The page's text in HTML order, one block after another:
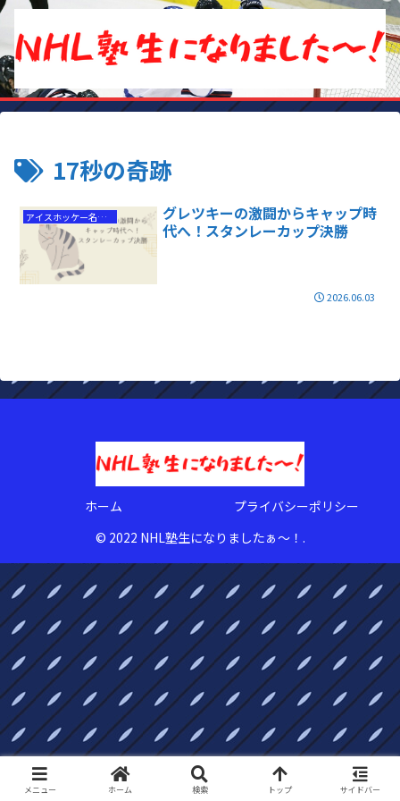
17秒の奇跡
アイスホッケー名選手
グレツキーの激闘からキャップ時
代へ！スタンレーカップ決勝
2026.06.03
ホーム
プライバシーポリシー
© 2022 NHL塾生になりましたぁ〜！.
メニュー ホーム 検索 トップ サイドバー